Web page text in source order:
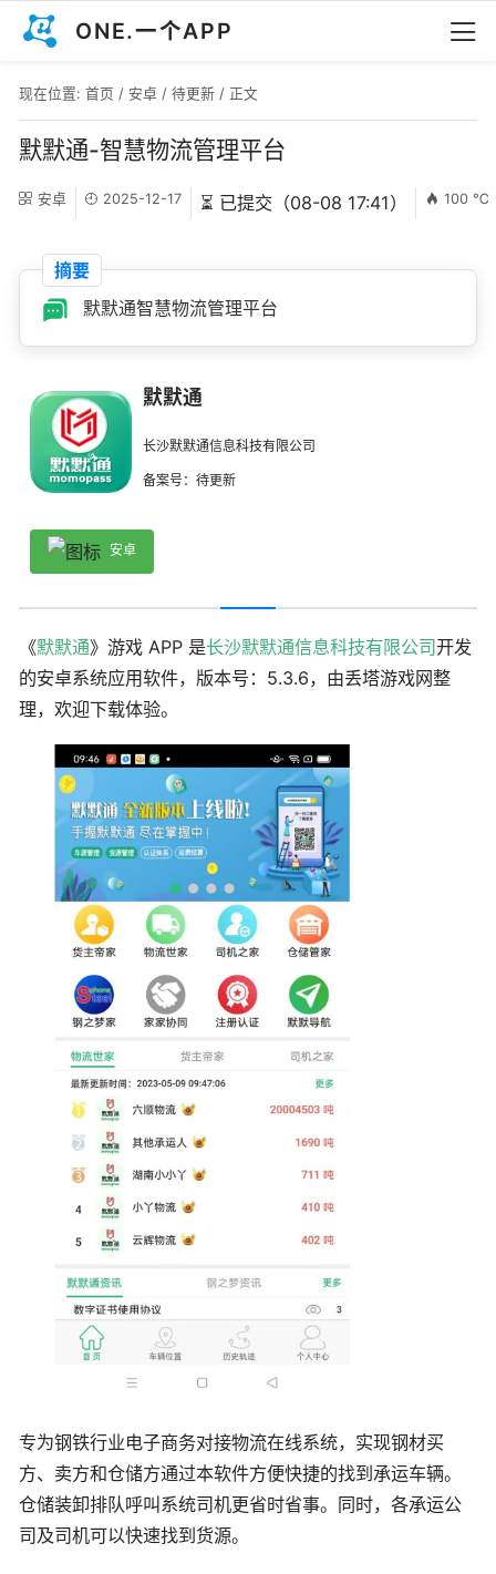
ONE.一个APP
现在位置: 首页 / 安卓 / 待更新 / 正文
默默通-智慧物流管理平台
安卓 2025-12-17 ⏳ 已提交（08-08 17:41） 100 ℃
摘要
默默通智慧物流管理平台
默默通
长沙默默通信息科技有限公司
备案号：待更新
安卓
《默默通》游戏 APP 是长沙默默通信息科技有限公司开发
的安卓系统应用软件，版本号：5.3.6，由丢塔游戏网整
理，欢迎下载体验。
专为钢铁行业电子商务对接物流在线系统，实现钢材买
方、卖方和仓储方通过本软件方便快捷的找到承运车辆。
仓储装卸排队呼叫系统司机更省时省事。同时，各承运公
司及司机可以快速找到货源。